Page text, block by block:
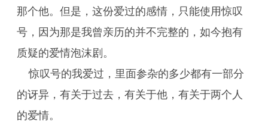
那个他。但是，这份爱过的感情，只能使用惊叹
号，因为那是我曾亲历的并不完整的，如今抱有
质疑的爱情泡沫剧。
惊叹号的我爱过，里面参杂的多少都有一部分
的讶异，有关于过去，有关于他，有关于两个人
的爱情。